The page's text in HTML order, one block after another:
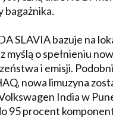
bagażnika.
SLAVIA bazuje na
myślą o spełnieniu
i emisji.
nowa limuzyna
India w
95 procent